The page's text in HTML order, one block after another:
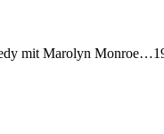
mit Marolyn